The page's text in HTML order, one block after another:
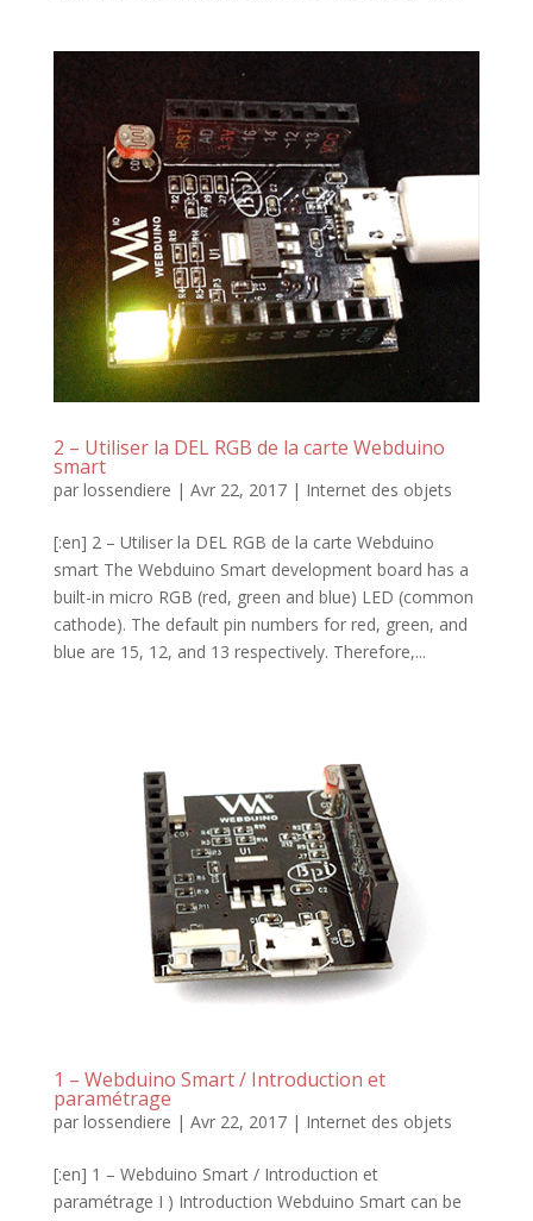
2 – Utiliser la DEL RGB de la carte Webduino
smart
par lossendiere | Avr 22, 2017| Internet des objets
[:en] 2 – Utiliser la DEL RGB de la carte Webduino
smart The Webduino Smart development board has a
built-in micro RGB (red, green and blue) LED (common
cathode). The default pin numbers for red, green, and
blue are 15, 12, and 13 respectively. Therefore,...
1 – Webduino Smart / Introduction et
paramétrage
par lossendiere | Avr 22, 2017| Internet des objets
[:en] 1 – Webduino Smart / Introduction et
paramétrage I ) Introduction Webduino Smart can be